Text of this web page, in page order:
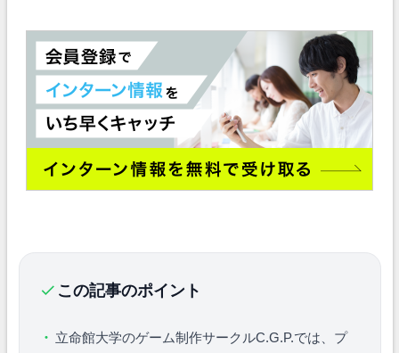
この記事のポイント
立命館大学のゲーム制作サークルC.G.P.では、プ